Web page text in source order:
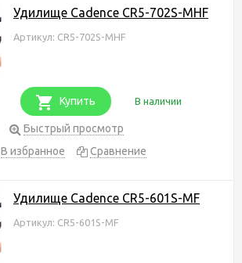
Удилище Cadence CR5-702S-MHF
Артикул: CR5-702S-MHF
Купить В наличии
Быстрый просмотр
В избранное
Сравнение
Удилище Cadence CR5-601S-MF
Артикул: CR5-601S-MF